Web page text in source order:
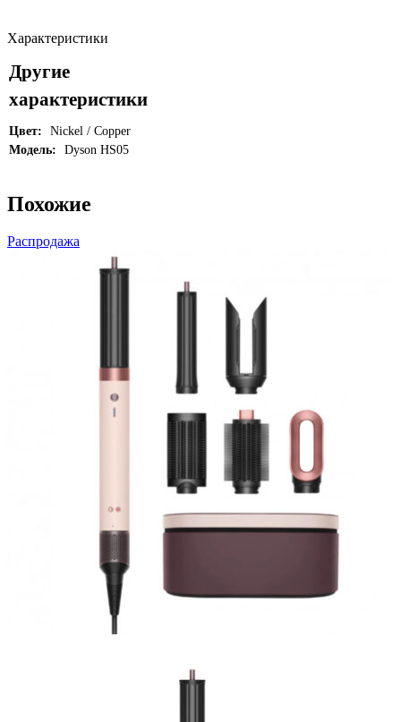
Характеристики
Другие
характеристики
Цвет:
Nickel / Copper
Модель:
Dyson HS05
Похожие
Распродажа